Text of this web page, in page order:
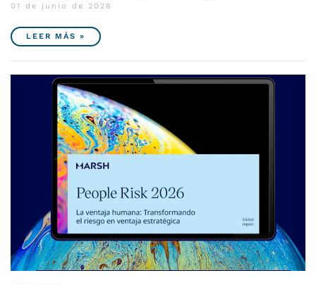
01 de junio de 2026
LEER MÁS »